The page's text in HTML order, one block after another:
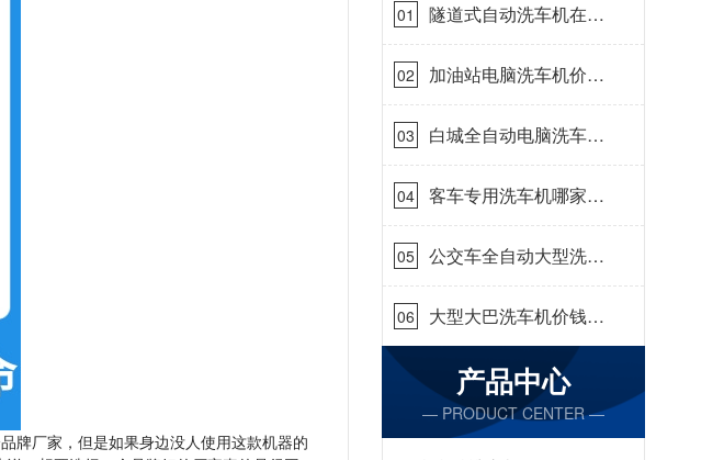
牌厂家，但是如果身边没人使用这款机器的
01
隧道式自动洗车机在哪
里购买[隆茂鑫晟]
02
加油站电脑洗车机价格
怎么样[隆茂鑫晟]
03
白城全自动电脑洗车
机-ADV防冻冬季正常
使用[隆茂鑫晟]
04
客车专用洗车机哪家的
好[隆茂鑫晟]
05
公交车全自动大型洗车
机什么价钱[隆茂鑫晟]
06
大型大巴洗车机价钱怎
么样[隆茂鑫晟]
产品中心
— PRODUCT CENTER —